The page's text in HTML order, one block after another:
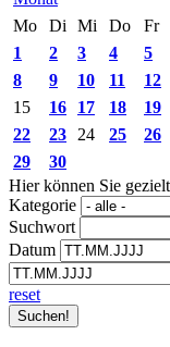
Mo
Di Mi Do Fr
1
2 3 4 5
8
9 10 11 12
15
16 17 18 19
22
23 24 25 26
29
30
Hier können Sie
Kategorie
Suchwort
Datum
reset